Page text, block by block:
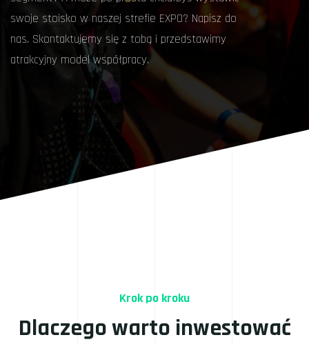
swoje stoisko w naszej strefie EXPO? Napisz do
nas. Skontaktujemy się z tobą i przedstawimy
atrakcyjny model współpracy.
Krok po kroku
Dlaczego warto inwestować